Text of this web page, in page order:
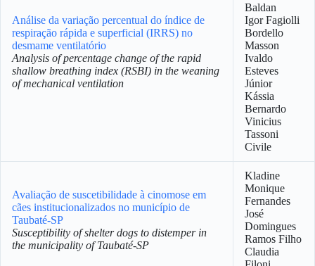
Análise da variação percentual do índice de
respiração rápida e superficial (IRRS) no
desmame ventilatório
Analysis of percentage change of the rapid
shallow breathing index (RSBI) in the weaning
of mechanical ventilation
Baldan
Igor Fagiolli
Bordello
Masson
Ivaldo
Esteves
Júnior
Kássia
Bernardo
Vinicius
Tassoni
Civile
Avaliação de suscetibilidade à cinomose em
cães institucionalizados no município de
Taubaté-SP
Susceptibility of shelter dogs to distemper in
the municipality of Taubaté-SP
Kladine
Monique
Fernandes
José
Domingues
Ramos Filho
Claudia